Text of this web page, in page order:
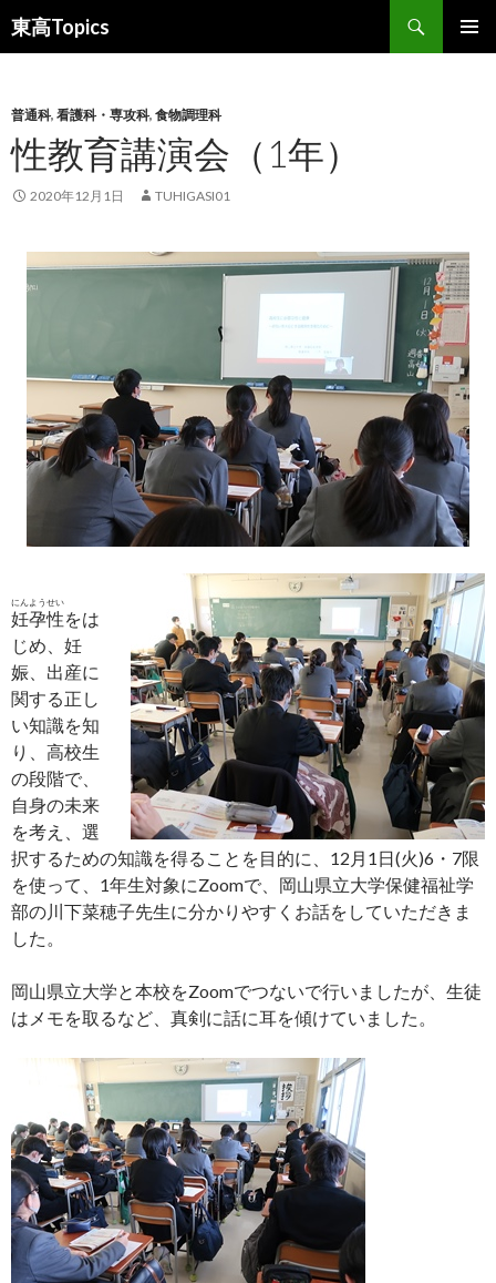
東高Topics
検
索
ン
ツ
へ
ス
普通科, 看護科・専攻科, 食物調理科
性教育講演会（1年）
2020年12月1日 TUHIGASI01
妊孕性
にんようせい
をは
じめ、妊
娠、出産に
関する正し
い知識を知
り、高校生
の段階で、
自身の未来
を考え、選
択するための知識を得ることを目的に、12月1日(火)6・7限
を使って、1年生対象にZoomで、岡山県立大学保健福祉学
部の川下菜穂子先生に分かりやすくお話をしていただきま
した。
岡山県立大学と本校をZoomでつないで行いましたが、生徒
はメモを取るなど、真剣に話に耳を傾けていました。